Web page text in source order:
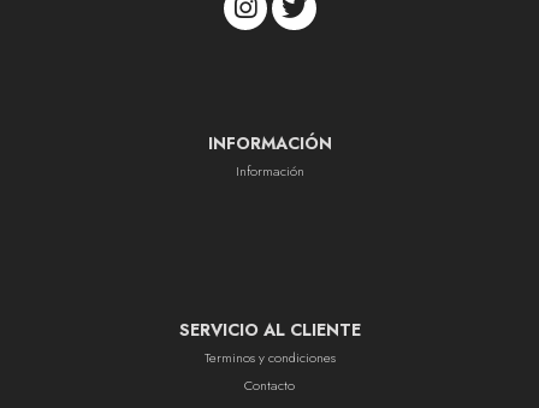
INFORMACIÓN
Información
SERVICIO AL CLIENTE
Terminos y condiciones
Contacto